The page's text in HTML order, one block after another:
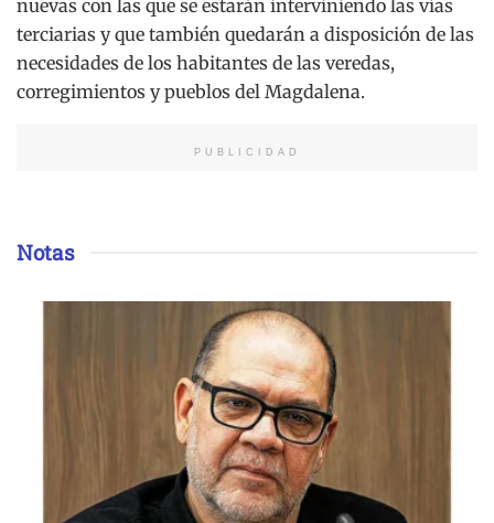
nuevas con las que se estarán interviniendo las vías
terciarias y que también quedarán a disposición de las
necesidades de los habitantes de las veredas,
corregimientos y pueblos del Magdalena.
PUBLICIDAD
Notas